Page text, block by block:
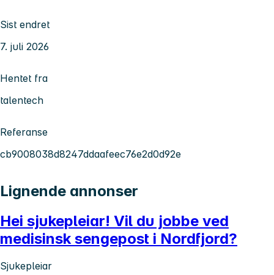
Sist endret
7. juli 2026
Hentet fra
talentech
Referanse
cb9008038d8247ddaafeec76e2d0d92e
Lignende annonser
Hei sjukepleiar! Vil du jobbe ved
medisinsk sengepost i Nordfjord?
Sjukepleiar